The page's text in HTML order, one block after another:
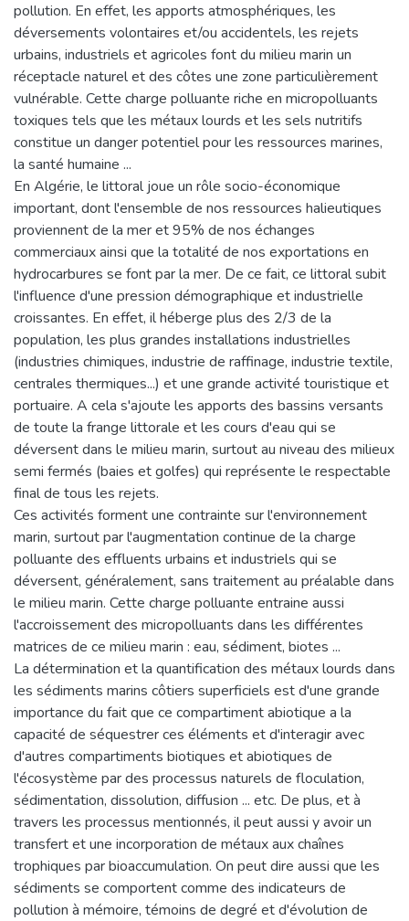
pollution. En effet, les apports atmosphériques, les
déversements volontaires et/ou accidentels, les rejets
urbains, industriels et agricoles font du milieu marin un
réceptacle naturel et des côtes une zone particulièrement
vulnérable. Cette charge polluante riche en micropolluants
toxiques tels que les métaux lourds et les sels nutritifs
constitue un danger potentiel pour les ressources marines,
la santé humaine ...
En Algérie, le littoral joue un rôle socio-économique
important, dont l'ensemble de nos ressources halieutiques
proviennent de la mer et 95% de nos échanges
commerciaux ainsi que la totalité de nos exportations en
hydrocarbures se font par la mer. De ce fait, ce littoral subit
l'influence d'une pression démographique et industrielle
croissantes. En effet, il héberge plus des 2/3 de la
population, les plus grandes installations industrielles
(industries chimiques, industrie de raffinage, industrie textile,
centrales thermiques...) et une grande activité touristique et
portuaire. A cela s'ajoute les apports des bassins versants
de toute la frange littorale et les cours d'eau qui se
déversent dans le milieu marin, surtout au niveau des milieux
semi fermés (baies et golfes) qui représente le respectable
final de tous les rejets.
Ces activités forment une contrainte sur l'environnement
marin, surtout par l'augmentation continue de la charge
polluante des effluents urbains et industriels qui se
déversent, généralement, sans traitement au préalable dans
le milieu marin. Cette charge polluante entraine aussi
l'accroissement des micropolluants dans les différentes
matrices de ce milieu marin : eau, sédiment, biotes ...
La détermination et la quantification des métaux lourds dans
les sédiments marins côtiers superficiels est d'une grande
importance du fait que ce compartiment abiotique a la
capacité de séquestrer ces éléments et d'interagir avec
d'autres compartiments biotiques et abiotiques de
l'écosystème par des processus naturels de floculation,
sédimentation, dissolution, diffusion ... etc. De plus, et à
travers les processus mentionnés, il peut aussi y avoir un
transfert et une incorporation de métaux aux chaînes
trophiques par bioaccumulation. On peut dire aussi que les
sédiments se comportent comme des indicateurs de
pollution à mémoire, témoins de degré et d'évolution de